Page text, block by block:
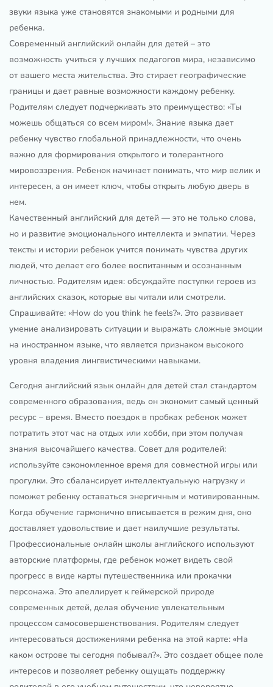
звуки языка уже становятся знакомыми и родными для
ребенка.
Современный английский онлайн для детей – это
возможность учиться у лучших педагогов мира, независимо
от вашего места жительства. Это стирает географические
границы и дает равные возможности каждому ребенку.
Родителям следует подчеркивать это преимущество: «Ты
можешь общаться со всем миром!». Знание языка дает
ребенку чувство глобальной принадлежности, что очень
важно для формирования открытого и толерантного
мировоззрения. Ребенок начинает понимать, что мир велик и
интересен, а он имеет ключ, чтобы открыть любую дверь в
нем.
Качественный английский для детей — это не только слова,
но и развитие эмоционального интеллекта и эмпатии. Через
тексты и истории ребенок учится понимать чувства других
людей, что делает его более воспитанным и осознанным
личностью. Родителям идея: обсуждайте поступки героев из
английских сказок, которые вы читали или смотрели.
Спрашивайте: «How do you think he feels?». Это развивает
умение анализировать ситуации и выражать сложные эмоции
на иностранном языке, что является признаком высокого
уровня владения лингвистическими навыками.
Сегодня английский язык онлайн для детей стал стандартом
современного образования, ведь он экономит самый ценный
ресурс – время. Вместо поездок в пробках ребенок может
потратить этот час на отдых или хобби, при этом получая
знания высочайшего качества. Совет для родителей:
используйте сэкономленное время для совместной игры или
прогулки. Это сбалансирует интеллектуальную нагрузку и
поможет ребенку оставаться энергичным и мотивированным.
Когда обучение гармонично вписывается в режим дня, оно
доставляет удовольствие и дает наилучшие результаты.
Профессиональные онлайн школы английского используют
авторские платформы, где ребенок может видеть свой
прогресс в виде карты путешественника или прокачки
персонажа. Это апеллирует к геймерской природе
современных детей, делая обучение увлекательным
процессом самосовершенствования. Родителям следует
интересоваться достижениями ребенка на этой карте: «На
каком острове ты сегодня побывал?». Это создает общее поле
интересов и позволяет ребенку ощущать поддержку